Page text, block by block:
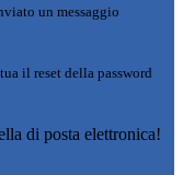
un messaggio
il reset della password
di posta elettronica!